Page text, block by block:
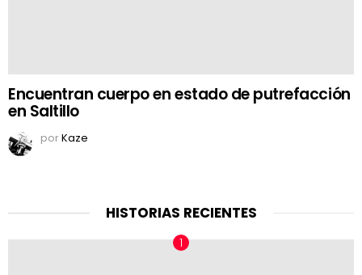
Encuentran cuerpo en estado de putrefacción
en Saltillo
porKaze
HISTORIAS RECIENTES